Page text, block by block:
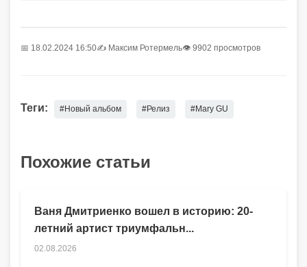
📅 18.02.2024 16:50✍️ Максим Ротермель👁 9902 просмотров
Теги: #Новый альбом #Релиз #Mary GU
Похожие статьи
Ваня Дмитриенко вошел в историю: 20-
летний артист триумфальн...
02.08.2026